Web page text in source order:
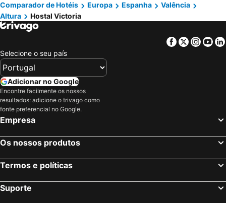
Comparador de Hotéis
Europa Espanha
Valência
Altura
Hostal Victoria
Facebook
Twitter
Selecione o seu país
Adicionar no Google
Encontre facilmente os nossos
resultados: adicione o trivago como
fonte preferencial no Google.
Empresa
Os nossos produtos
Termos e políticas
Suporte